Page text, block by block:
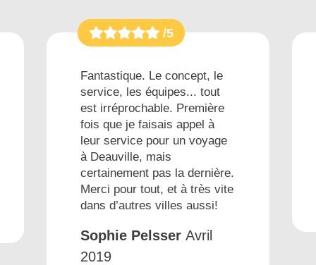
/5
Fantastique. Le concept, le
service, les équipes... tout
est irréprochable. Première
fois que je faisais appel à
leur service pour un voyage
à Deauville, mais
certainement pas la dernière.
Merci pour tout, et à très vite
dans d’autres villes aussi!
Sophie Pelsser Avril
2019